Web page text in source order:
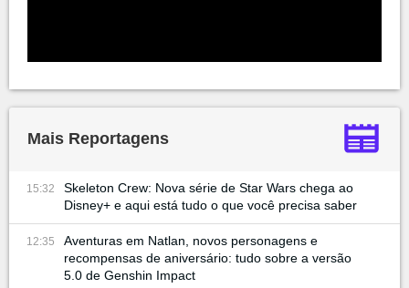
Mais Reportagens
15:32
Skeleton Crew: Nova série de Star Wars chega ao
Disney+ e aqui está tudo o que você precisa saber
12:35
Aventuras em Natlan, novos personagens e
recompensas de aniversário: tudo sobre a versão
5.0 de Genshin Impact